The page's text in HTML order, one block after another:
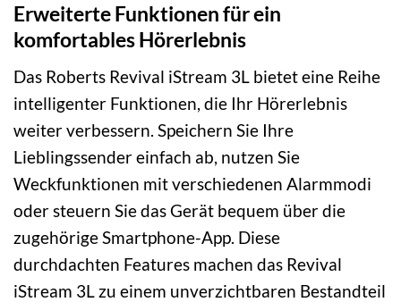
Erweiterte Funktionen für ein
komfortables Hörerlebnis
Das Roberts Revival iStream 3L bietet eine Reihe
intelligenter Funktionen, die Ihr Hörerlebnis
weiter verbessern. Speichern Sie Ihre
Lieblingssender einfach ab, nutzen Sie
Weckfunktionen mit verschiedenen Alarmmodi
oder steuern Sie das Gerät bequem über die
zugehörige Smartphone-App. Diese
durchdachten Features machen das Revival
iStream 3L zu einem unverzichtbaren Bestandteil